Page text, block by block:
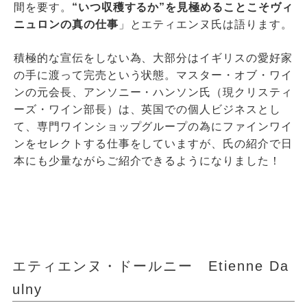
間を要す。 “いつ収穫するか”を見極めることこそヴィ
ニュロンの真の仕事 」とエティエンヌ氏は語ります。
積極的な宣伝をしない為、大部分はイギリスの愛好家
の手に渡って完売という状態。マスター・オブ・ワイ
ンの元会長、アンソニー・ハンソン氏（現クリスティ
ーズ・ワイン部長）は、英国での個人ビジネスとし
て、専門ワインショップグループの為にファインワイ
ンをセレクトする仕事をしていますが、氏の紹介で日
本にも少量ながらご紹介できるようになりました！
エティエンヌ・ドールニー Etienne Da
ulny